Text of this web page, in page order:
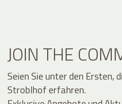
JOIN THE
Seien Sie unter den Ersten,
Stroblhof erfahren.